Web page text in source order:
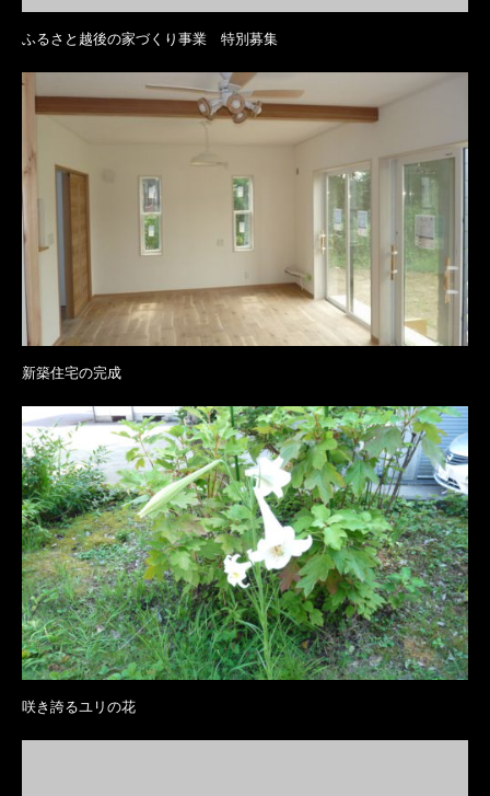
ふるさと越後の家づくり事業 特別募集
新築住宅の完成
咲き誇るユリの花